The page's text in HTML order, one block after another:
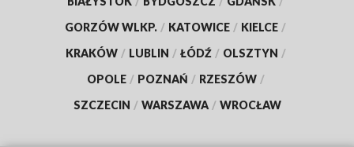
GORZÓW WLKP. / KATOWICE / KIELCE /
KRAKÓW / LUBLIN / ŁÓDŹ / OLSZTYN /
OPOLE / POZNAŃ / RZESZÓW /
SZCZECIN / WARSZAWA / WROCŁAW